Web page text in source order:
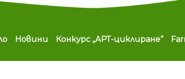
navigation
Новини Конкурс „АРТ-циклиране“